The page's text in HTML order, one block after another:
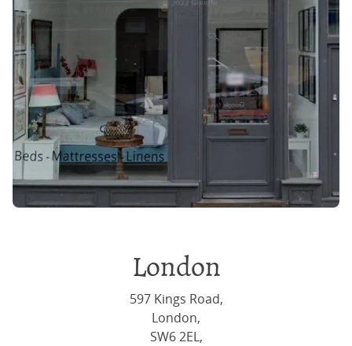
London
597 Kings Road,
London,
SW6 2EL,